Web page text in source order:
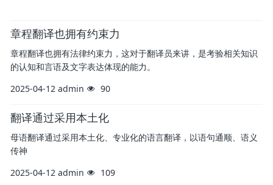
章程翻译也拥有约束力
章程翻译也拥有法律约束力，这对于翻译员来讲，是考验相关知识
的认知和言语及文字表达体现的能力。
2025-04-12 admin 90
翻译通过采用本土化
母语翻译通过采用本土化、专业化的语言翻译，以语句通顺、语义
传神
2025-04-12 admin 109